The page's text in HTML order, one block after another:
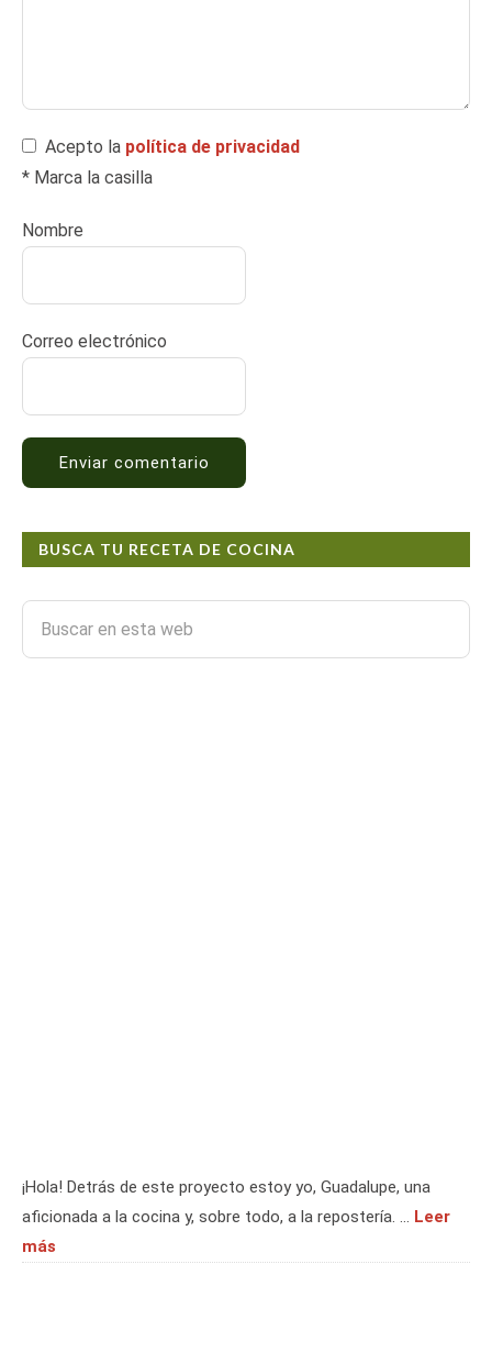
Acepto la política de privacidad
* Marca la casilla
Nombre
Correo electrónico
BUSCA TU RECETA DE COCINA
¡Hola! Detrás de este proyecto estoy yo, Guadalupe, una
aficionada a la cocina y, sobre todo, a la repostería. … Leer
más